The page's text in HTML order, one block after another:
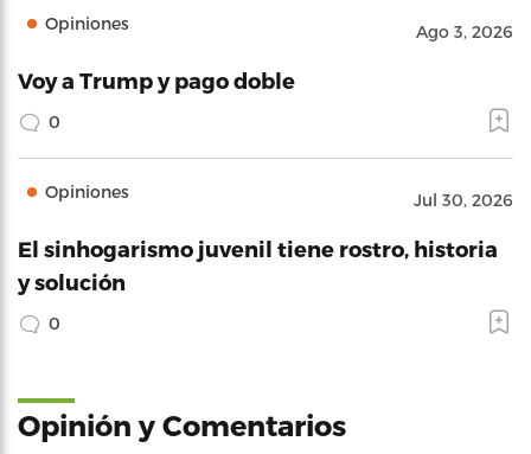
Opiniones Ago 3, 2026
Voy a Trump y pago doble
0
Opiniones Jul 30, 2026
El sinhogarismo juvenil tiene rostro, historia
y solución
0
Opinión y Comentarios